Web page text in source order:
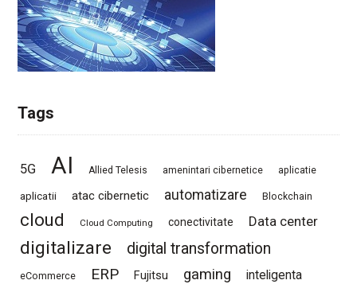
Tags
5G AI Allied Telesis amenintari cibernetice aplicatie
aplicatii atac cibernetic automatizare Blockchain
cloud Cloud Computing conectivitate Data center
digitalizare digital transformation
eCommerce ERP Fujitsu gaming
inteligenta